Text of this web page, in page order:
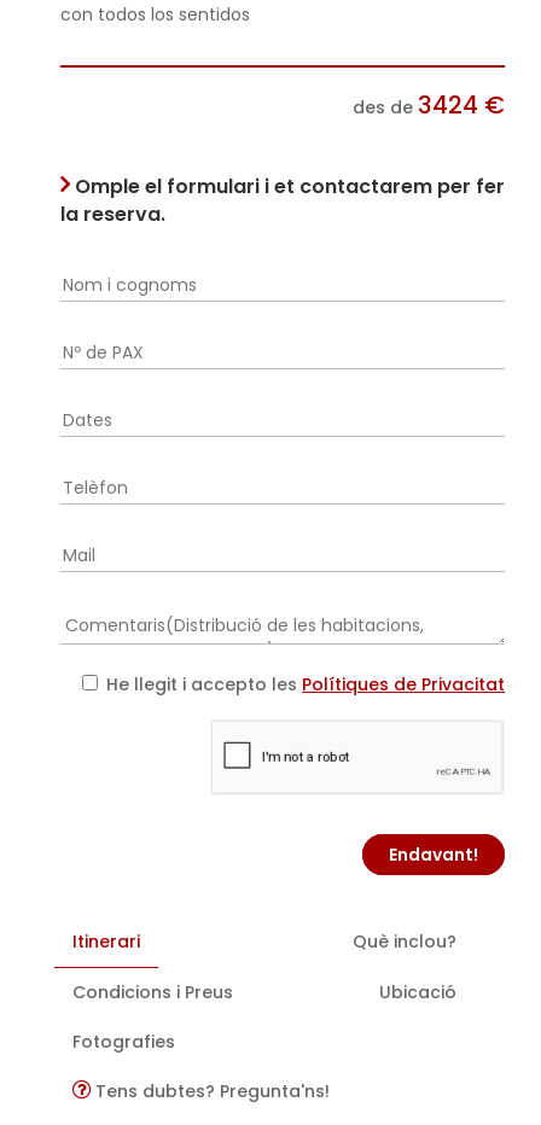
con todos los sentidos
des de 3424 €
Omple el formulari i et contactarem per fer
la reserva.
He llegit i accepto les Polítiques de Privacitat
Endavant!
Itinerari Què inclou?
Condicions i Preus Ubicació
Fotografies
Tens dubtes? Pregunta'ns!